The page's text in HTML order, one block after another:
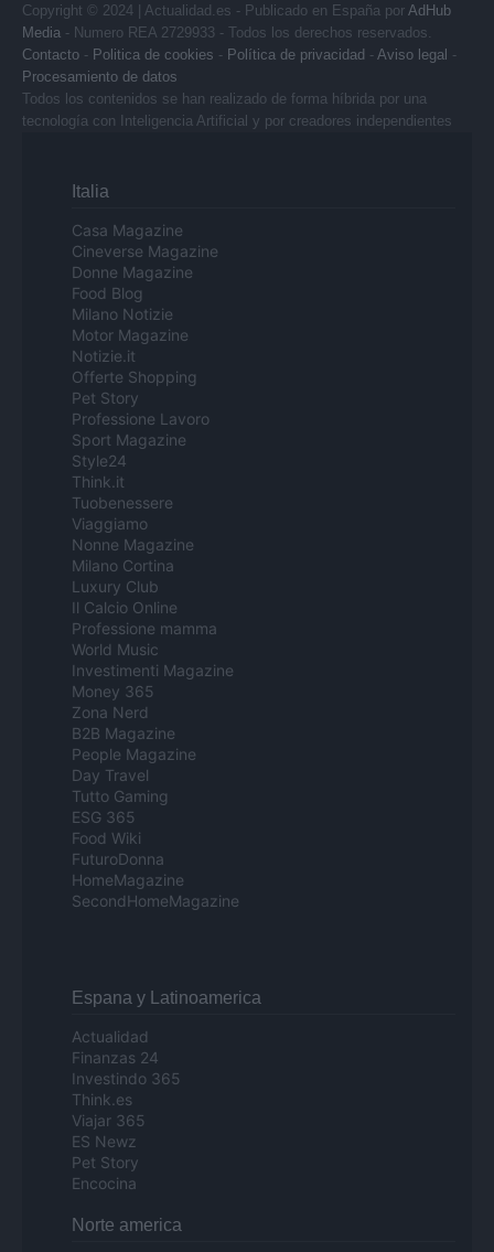
Copyright © 2024 | Actualidad.es - Publicado en España por AdHub
Media - Numero REA 2729933 - Todos los derechos reservados.
Contacto - Politica de cookies - Política de privacidad - Aviso legal -
Procesamiento de datos
Todos los contenidos se han realizado de forma híbrida por una
tecnología con Inteligencia Artificial y por creadores independientes
Italia
Casa Magazine
Cineverse Magazine
Donne Magazine
Food Blog
Milano Notizie
Motor Magazine
Notizie.it
Offerte Shopping
Pet Story
Professione Lavoro
Sport Magazine
Style24
Think.it
Tuobenessere
Viaggiamo
Nonne Magazine
Milano Cortina
Luxury Club
Il Calcio Online
Professione mamma
World Music
Investimenti Magazine
Money 365
Zona Nerd
B2B Magazine
People Magazine
Day Travel
Tutto Gaming
ESG 365
Food Wiki
FuturoDonna
HomeMagazine
SecondHomeMagazine
Espana y Latinoamerica
Actualidad
Finanzas 24
Investindo 365
Think.es
Viajar 365
ES Newz
Pet Story
Encocina
Norte america